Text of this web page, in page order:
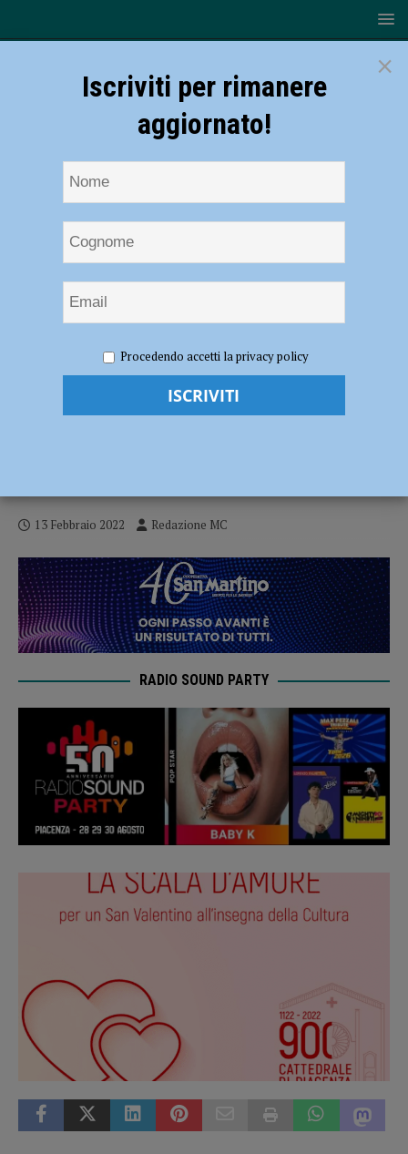
La Scala d’Amore. Visita guidata il 14 febbraio in presenza per San
Valentino con sorpresa finale
Cattedrale: La Scala d’Amore. Visita
13 Febbraio 2022 Redazione MC
RADIO SOUND PARTY
×
Iscriviti per rimanere
aggiornato!
Procedendo accetti la privacy policy